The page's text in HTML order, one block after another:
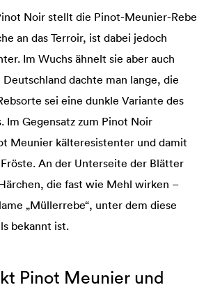
Noir stellt die Pinot-Meunier-Rebe
an das Terroir, ist dabei jedoch
Im Wuchs ähnelt sie aber auch
dachte man lange, die
sei eine dunkle Variante des
Im Gegensatz zum Pinot Noir
Meunier kälteresistenter und damit
An der Unterseite der Blätter
die fast wie Mehl wirken –
„Müllerrebe“, unter dem diese
bekannt ist.
Pinot Meunier und